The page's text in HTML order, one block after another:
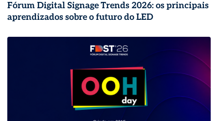
Fórum Digital Signage Trends 2026: os principais
aprendizados sobre o futuro do LED